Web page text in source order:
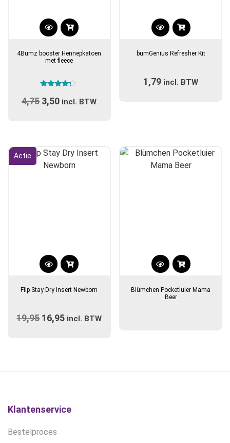
4Bumz booster Hennepkatoen
met fleece
4.00
uit 5
4,75 Oorspronkelijke
3,50 Huidige
incl. BTW
bumGenius Refresher Kit
1,79 incl. BTW
Actie
Dit
heeft
variaties.
de
Flip Stay Dry Insert Newborn
19,95 Oorspronkelijke
16,95 Huidige
incl. BTW
Blümchen Pocketluier Mama
Beer
Klantenservice
Bestelproces